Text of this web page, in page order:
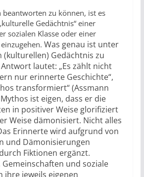
beantworten zu können, ist es
Gedächtnis“ einer
sozialen Klasse oder einer
Was genau ist unter
(kulturellen) Gedächtnis zu
lautet: „Es zählt nicht
nur erinnerte Geschichte“,
transformiert“ (Assmann
ist eigen, dass er die
in positiver Weise glorifiziert
Weise dämonisiert. Nicht alles
Erinnerte wird aufgrund von
und Dämonisierungen
Fiktionen ergänzt.
Gemeinschaften und soziale
ihre jeweils eigenen